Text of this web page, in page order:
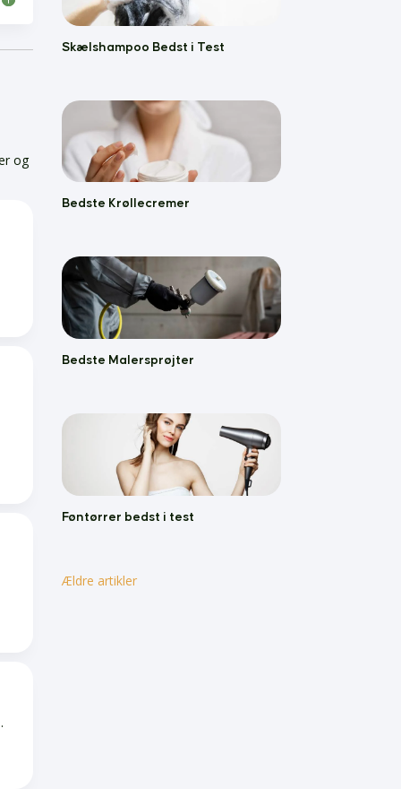
og
Skælshampoo Bedst i Test
Bedste Krøllecremer
Bedste Malersprøjter
Føntørrer bedst i test
Ældre artikler